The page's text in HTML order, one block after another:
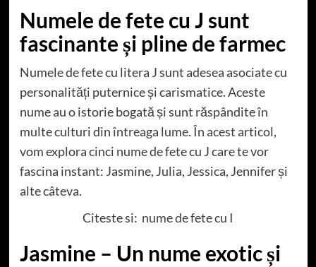
Numele de fete cu J sunt
fascinante și pline de farmec
Numele de fete cu litera J sunt adesea asociate cu
personalități puternice și carismatice. Aceste
nume au o istorie bogată și sunt răspândite în
multe culturi din întreaga lume. În acest articol,
vom explora cinci nume de fete cu J care te vor
fascina instant: Jasmine, Julia, Jessica, Jennifer și
alte câteva.
Citeste si: nume de fete cu I
Jasmine – Un nume exotic și